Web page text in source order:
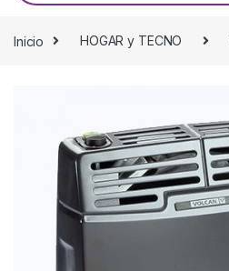
Inicio HOGAR y TECNO